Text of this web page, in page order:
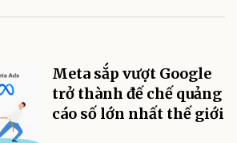
Meta sắp vượt Google
trở thành đế chế quảng
cáo số lớn nhất thế giới